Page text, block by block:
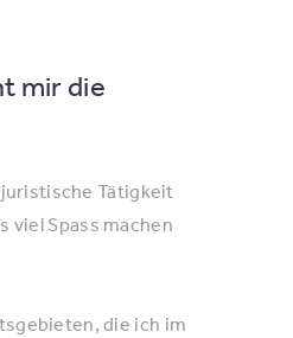
mir die
Tätigkeit
viel Spass machen
die ich im